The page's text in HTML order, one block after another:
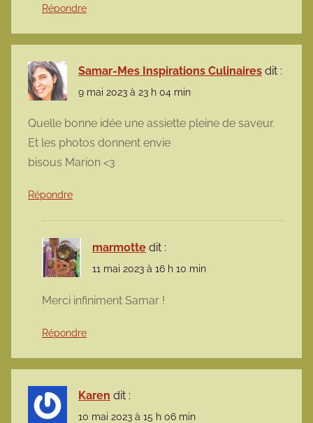
Répondre
Samar-Mes Inspirations Culinaires dit :
9 mai 2023 à 23 h 04 min
Quelle bonne idée une assiette pleine de saveur.
Et les photos donnent envie
bisous Marion <3
Répondre
marmotte dit :
11 mai 2023 à 16 h 10 min
Merci infiniment Samar !
Répondre
Karen dit :
10 mai 2023 à 15 h 06 min